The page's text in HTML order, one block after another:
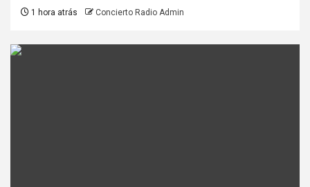
1 hora atrás Concierto Radio Admin